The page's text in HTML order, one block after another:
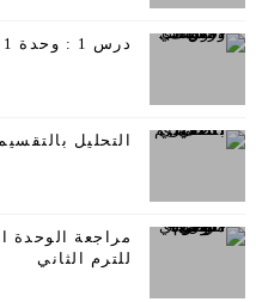
درس 1 : وحدة 1 : التناسب - للصف الاول الاعدادي
التحليل
مراجعة الوحدة
للترم الثاني